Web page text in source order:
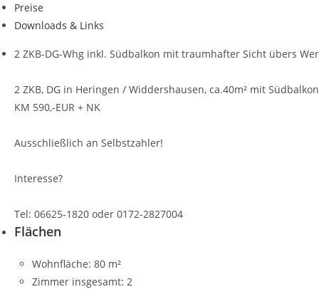
Preise
Downloads & Links
2 ZKB-DG-Whg inkl. Südbalkon mit traumhafter Sicht übers
2 ZKB, DG in Heringen / Widdershausen, ca.40m² mit
KM 590,-EUR + NK
Ausschließlich an Selbstzahler!
Interesse?
Tel: 06625-1820 oder 0172-2827004
Flächen
Wohnfläche: 80 m²
Zimmer insgesamt: 2